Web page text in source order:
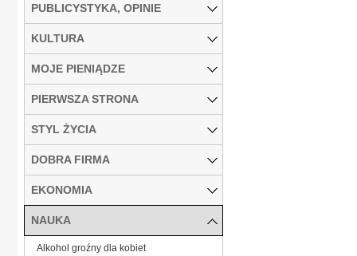
PUBLICYSTYKA, OPINIE
KULTURA
MOJE PIENIĄDZE
PIERWSZA STRONA
STYL ŻYCIA
DOBRA FIRMA
EKONOMIA
NAUKA
Alkohol groźny dla kobiet